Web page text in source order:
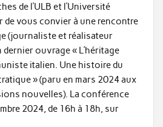
de l’ULB et l’Université
vous convier à une rencontre
(journaliste et réalisateur
ouvrage « L’héritage
italien. Une histoire du
» (paru en mars 2024 aux
nouvelles). La conférence
2024, de 16h à 18h, sur